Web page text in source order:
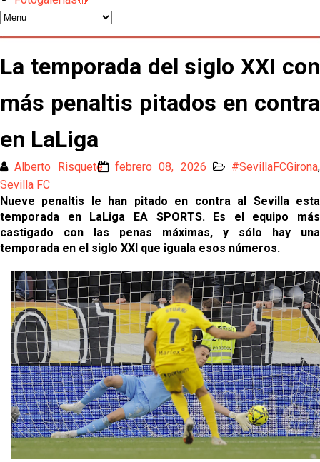
Los contratiempos para García Plaza por la mala
gestión de un inválido Consejo
El Sevilla C se queda en Tercera Federación
Atlético y Getafe agitan el mercado de LaLiga
Luis García Plaza: No sufrir ya es un paso adelante
El Sevilla FC plantea ampliar hasta cinco fichajes
más antes del cierre
Djibril Sow pone rumbo a Italia para firmar su nuevo
contrato con el Genoa
Kochorashvili, seria opción para reforzar el centro
del campo sevillista
Sow muy cerca de cerrar su traspaso al Genoa
Oso es el siguiente en la lista para salir
Banquillos confirmados: así queda la cantera del
Sevilla Femenino para la 2026/27
La temporada del siglo XXI con
más penaltis pitados en contra
en LaLiga
Alberto Risquete febrero 08, 2026 #SevillaFCGirona,
Sevilla FC
Nueve penaltis le han pitado en contra al Sevilla esta
temporada en LaLiga EA SPORTS. Es el equipo más
castigado con las penas máximas, y sólo hay una
temporada en el siglo XXI que iguala esos números.